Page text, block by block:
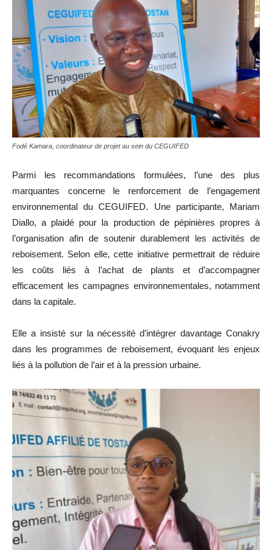
Fodé Kamara, coordinateur de projet au sein du CEGUIFED
Parmi les recommandations formulées, l’une des plus
marquantes concerne le renforcement de l’engagement
environnemental du CEGUIFED. Une participante, Mariam
Diallo, a plaidé pour la production de pépinières propres à
l’organisation afin de soutenir durablement les activités de
reboisement. Selon elle, cette initiative permettrait de réduire
les coûts liés à l’achat de plants et d’accompagner
efficacement les campagnes environnementales, notamment
dans la capitale.
Elle a insisté sur la nécessité d’intégrer davantage Conakry
dans les programmes de reboisement, évoquant les enjeux
liés à la pollution de l’air et à la pression urbaine.